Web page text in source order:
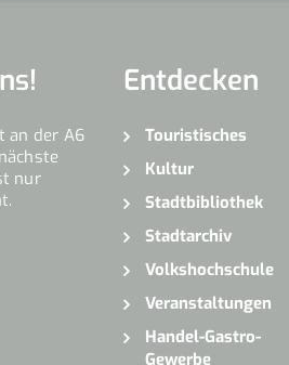
an der A6
nur
Entdecken
Touristisches
Kultur
Stadtbibliothek
Stadtarchiv
Volkshochschule
Veranstaltungen
Handel-Gastro-
Gewerbe